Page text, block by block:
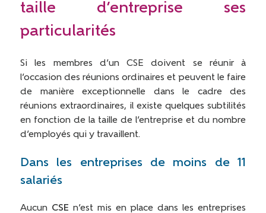
taille d’entreprise ses
particularités
Si les membres d’un CSE doivent se réunir à
l’occasion des réunions ordinaires et peuvent le faire
de manière exceptionnelle dans le cadre des
réunions extraordinaires, il existe quelques subtilités
en fonction de la taille de l’entreprise et du nombre
d’employés qui y travaillent.
Dans les entreprises de moins de 11
salariés
Aucun CSE n’est mis en place dans les entreprises